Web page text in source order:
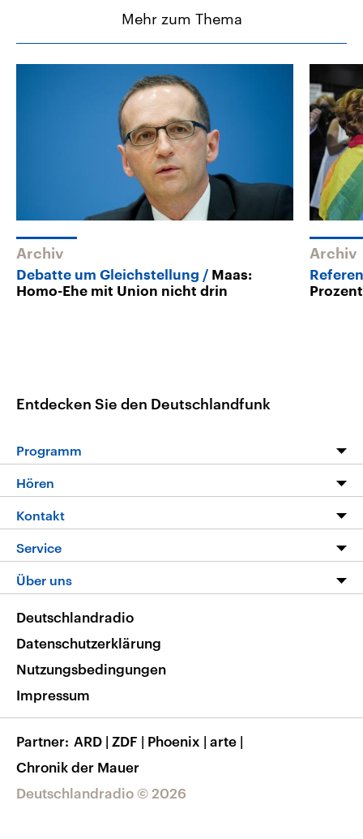
Mehr zum Thema
Archiv
Debatte um Gleichstellung
Maas:
Homo-Ehe mit Union nicht drin
Archiv
Entdecken Sie den Deutschlandfunk
Programm
Programm
Die Nachrichten
Nachrichtenleicht
Neue Beiträge auf dlf.de
Hören
Livestream
Podcasts
Deutschlandfunk App
Nachrichten App
Frequenzen
Kontakt
Hörerservice
Service
FAQ
Veranstaltungen
Musikliste
RSS
Über uns
Barrierefreiheit
Deutschlandradio © 2026
Deutschlandradio
Datenschutzerklärung
Nutzungsbedingungen
Impressum
Partner ARD | ZDF | Phoenix | arte |
Chronik der Mauer